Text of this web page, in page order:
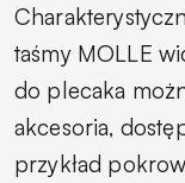
taśmy MOLLE
do plecaka
akcesoria,
przykład